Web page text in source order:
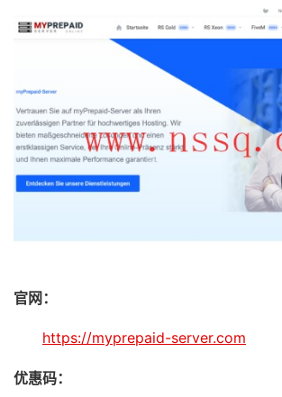
官网：
https://myprepaid-server.com
优惠码：